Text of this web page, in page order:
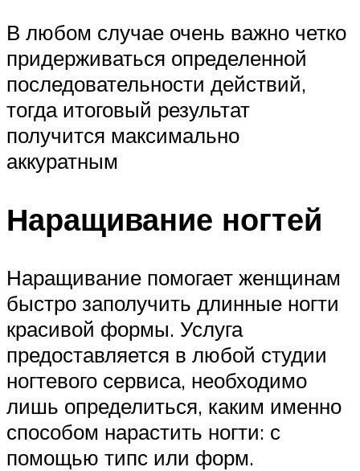
В любом случае очень важно четко
придерживаться определенной
последовательности действий,
тогда итоговый результат
получится максимально
аккуратным
Наращивание ногтей
Наращивание помогает женщинам
быстро заполучить длинные ногти
красивой формы. Услуга
предоставляется в любой студии
ногтевого сервиса, необходимо
лишь определиться, каким именно
способом нарастить ногти: с
помощью типс или форм.